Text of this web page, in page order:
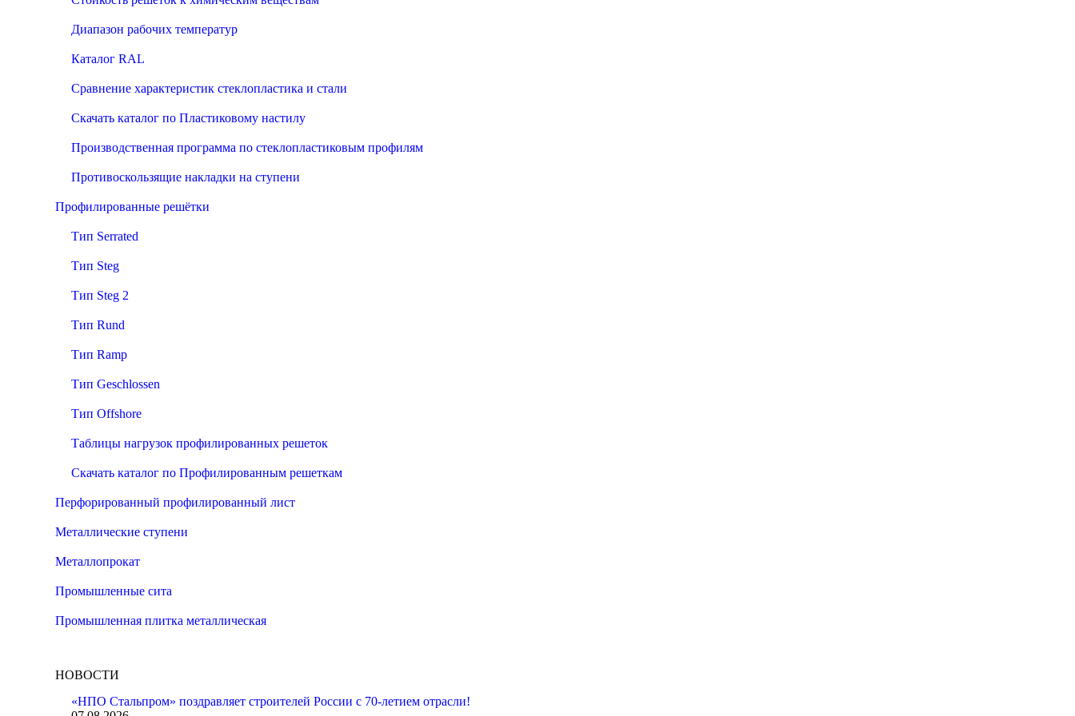
Диапазон рабочих температур
Каталог RAL
Сравнение характеристик стеклопластика и стали
Скачать каталог по Пластиковому настилу
Производственная программа по стеклопластиковым профилям
Противоскользящие накладки на ступени
Профилированные решётки
Тип Serrated
Тип Steg
Тип Steg 2
Тип Rund
Тип Ramp
Тип Geschlossen
Тип Offshore
Таблицы нагрузок профилированных решеток
Скачать каталог по Профилированным решеткам
Перфорированный профилированный лист
Металлические ступени
Металлопрокат
Промышленные сита
Промышленная плитка металлическая
НОВОСТИ
«НПО Стальпром» поздравляет строителей России с 70-летием отрасли!